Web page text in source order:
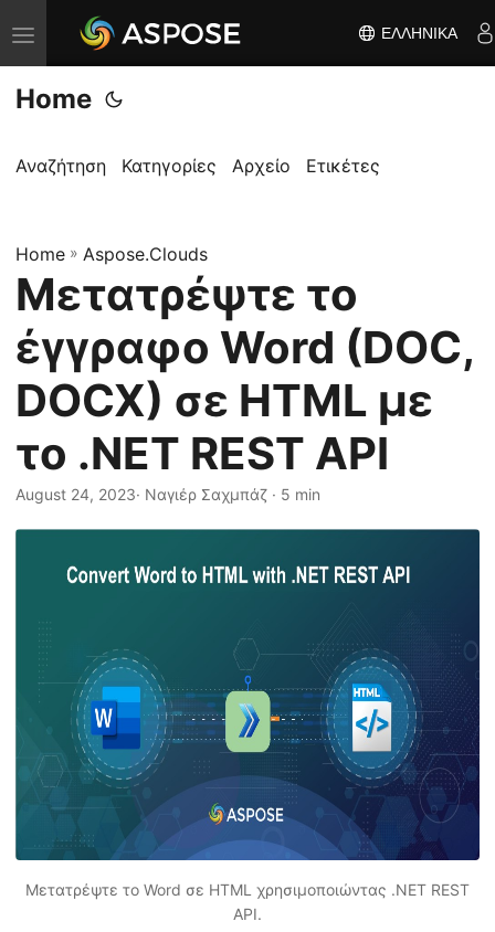
Ε
ν
α
λ
ή
π
λ
ο
γ
η
σ
η
ς
ΕΛΛΗΝΙΚΆ
Home
Αναζήτηση Κατηγορίες Αρχείο Ετικέτες
Home » Aspose.Clouds
Μετατρέψτε το
έγγραφο Word (DOC,
DOCX) σε HTML με
το .NET REST API
August 24, 2023· Ναγιέρ Σαχμπάζ · 5 min
Μετατρέψτε το Word σε HTML χρησιμοποιώντας .NET REST
API.